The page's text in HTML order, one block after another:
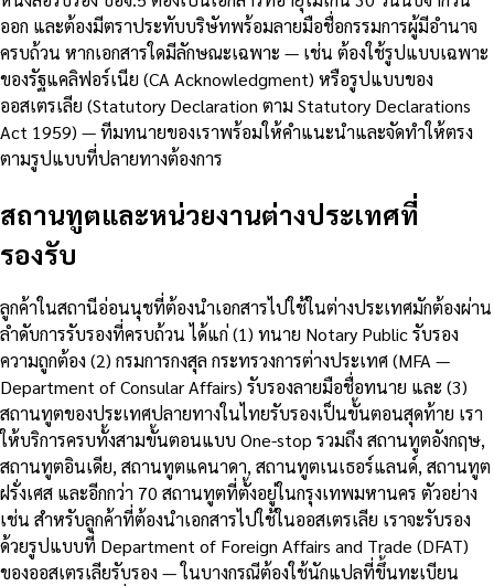
ออก และต้องมีตราประทับบริษัทพร้อมลายมือชื่อกรรมการผู้มีอำนาจ
ครบถ้วน หากเอกสารใดมีลักษณะเฉพาะ — เช่น ต้องใช้รูปแบบเฉพาะ
ของรัฐแคลิฟอร์เนีย (CA Acknowledgment) หรือรูปแบบของ
ออสเตรเลีย (Statutory Declaration ตาม Statutory Declarations
Act 1959) — ทีมทนายของเราพร้อมให้คำแนะนำและจัดทำให้ตรง
ตามรูปแบบที่ปลายทางต้องการ
สถานทูตและหน่วยงานต่างประเทศที่
รองรับ
ลูกค้าในสถานีอ่อนนุชที่ต้องนำเอกสารไปใช้ในต่างประเทศมักต้องผ่าน
ลำดับการรับรองที่ครบถ้วน ได้แก่ (1) ทนาย Notary Public รับรอง
ความถูกต้อง (2) กรมการกงสุล กระทรวงการต่างประเทศ (MFA —
Department of Consular Affairs) รับรองลายมือชื่อทนาย และ (3)
สถานทูตของประเทศปลายทางในไทยรับรองเป็นขั้นตอนสุดท้าย เรา
ให้บริการครบทั้งสามขั้นตอนแบบ One-stop รวมถึง สถานทูตอังกฤษ,
สถานทูตอินเดีย, สถานทูตแคนาดา, สถานทูตเนเธอร์แลนด์, สถานทูต
ฝรั่งเศส และอีกกว่า 70 สถานทูตที่ตั้งอยู่ในกรุงเทพมหานคร ตัวอย่าง
เช่น สำหรับลูกค้าที่ต้องนำเอกสารไปใช้ในออสเตรเลีย เราจะรับรอง
ด้วยรูปแบบที่ Department of Foreign Affairs and Trade (DFAT)
ของออสเตรเลียรับรอง — ในบางกรณีต้องใช้นักแปลที่ขึ้นทะเบียน